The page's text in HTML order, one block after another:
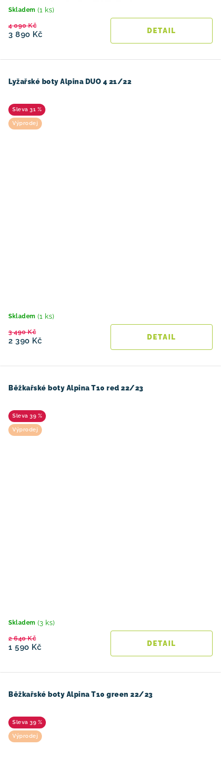
Skladem (1 ks)
3 890 Kč
4 090 Kč
Lyžařské boty Alpina DUO 4 21/22
31 %
Výprodej
Skladem (1 ks)
2 390 Kč
3 490 Kč
Běžkařské boty Alpina T10 red 22/23
39 %
Výprodej
Skladem (3 ks)
1 590 Kč
2 640 Kč
Běžkařské boty Alpina T10 green 22/23
39 %
Výprodej